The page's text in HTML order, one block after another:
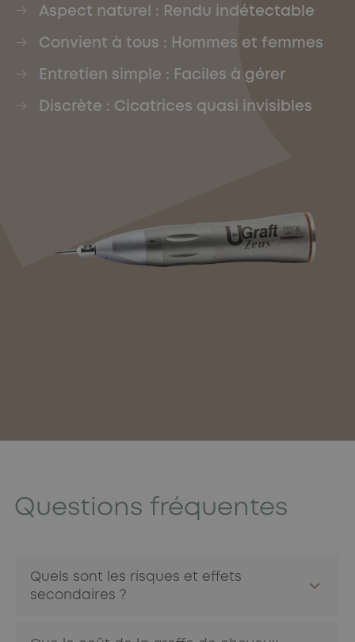
Aspect naturel : Rendu indétectable
Convient à tous : Hommes et femmes
Entretien simple : Faciles à gérer
Discrète : Cicatrices quasi invisibles
Questions fréquentes
Quels sont les risques et effets
secondaires ?